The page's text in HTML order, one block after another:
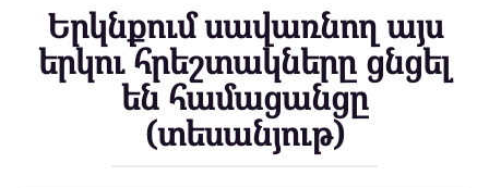
Երկնքում սավառնող այս
երկու հրեշտակները ցնցել
են համացանցը
(տեսանյութ)